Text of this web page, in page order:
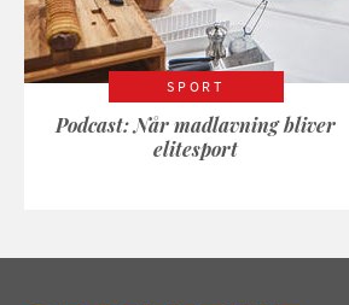
SPORT
Podcast: Når madlavning bliver
elitesport